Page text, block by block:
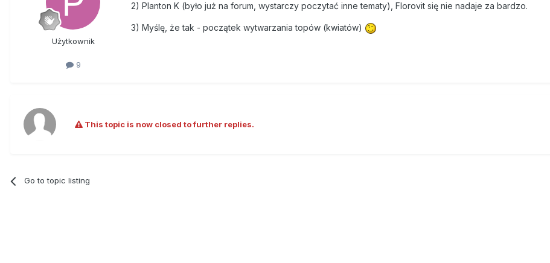
Użytkownik
9
2) Planton K (było już na forum, wystarczy poczytać inne tematy), Florovit się nie nadaje za bardzo.
3) Myślę, że tak - początek wytwarzania topów (kwiatów)
This topic is now closed to further replies.
Go to topic listing